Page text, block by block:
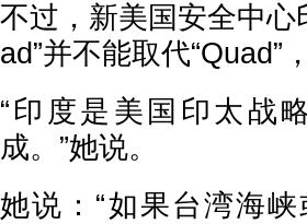
不过，新美国安全中心
ad”并不能取代“Quad”
“印度是美国印太战
成。”她说。
她说：“如果台湾海